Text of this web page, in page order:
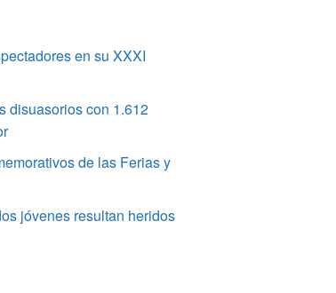
en su XXXI
disuasorios con 1.612
de las Ferias y
jóvenes resultan heridos